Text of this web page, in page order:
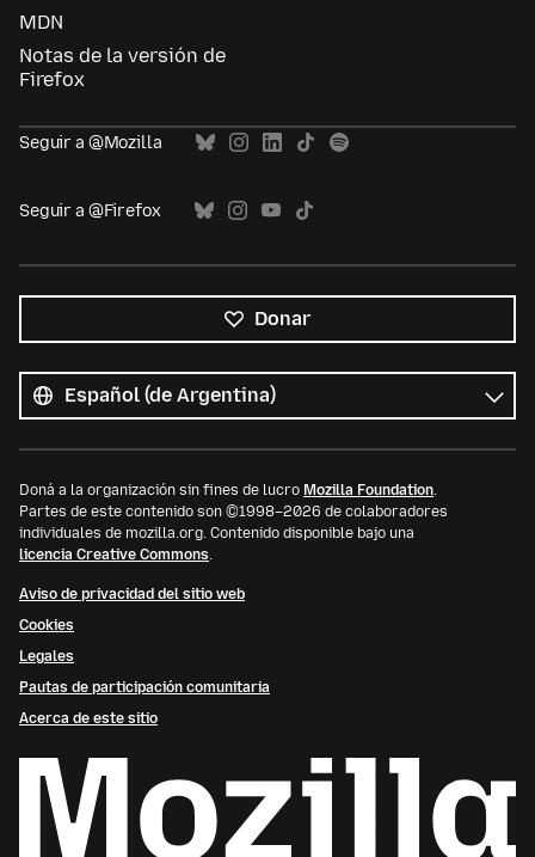
MDN
Notas de la versión de
Firefox
Seguir a @Mozilla
Seguir a @Firefox
Donar
los
idiomas
Idioma
Doná a la organización sin fines de lucro Mozilla Foundation.
Partes de este contenido son ©1998–2026 de colaboradores
individuales de mozilla.org. Contenido disponible bajo una
licencia Creative Commons.
Aviso de privacidad del sitio web
Cookies
Legales
Pautas de participación comunitaria
Acerca de este sitio